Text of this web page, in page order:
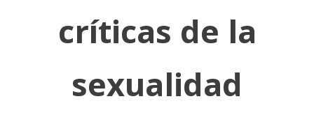
críticas de la
sexualidad